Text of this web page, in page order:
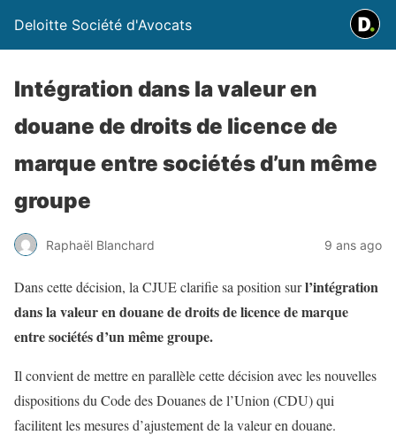
Deloitte Société d'Avocats
Intégration dans la valeur en
douane de droits de licence de
marque entre sociétés d’un même
groupe
Raphaël Blanchard 9 ans ago
Dans cette décision, la CJUE clarifie sa position surl’intégration
dans la valeur en douane de droits de licence de marque
entre sociétés d’un même groupe.
Il convient de mettre en parallèle cette décision avec les nouvelles
dispositions du Code des Douanes de l’Union (CDU) qui
facilitent les mesures d’ajustement de la valeur en douane.